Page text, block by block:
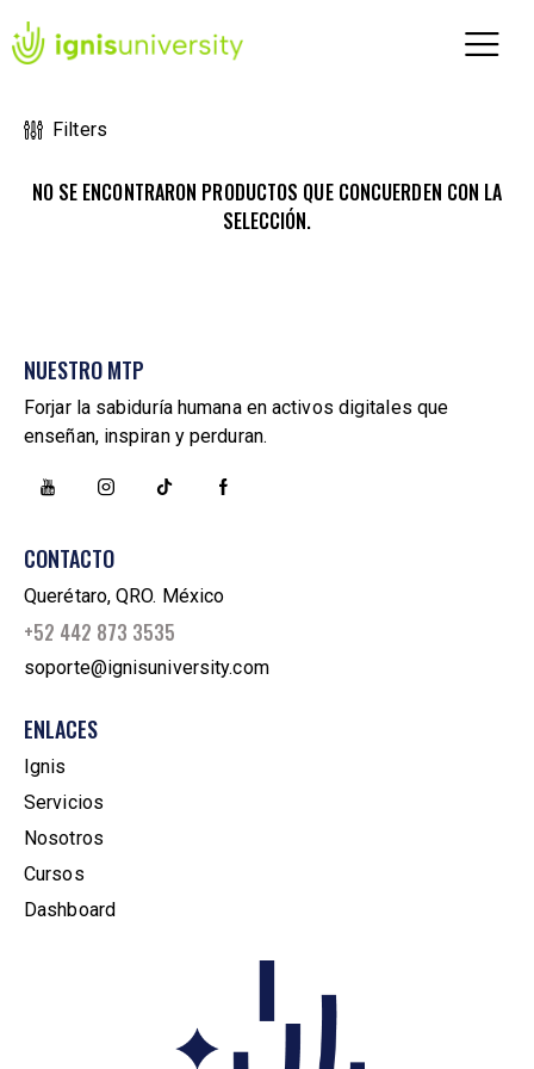
Filters
NO SE ENCONTRARON PRODUCTOS QUE CONCUERDEN CON LA
SELECCIÓN.
NUESTRO MTP
Forjar la sabiduría humana en activos digitales que
enseñan, inspiran y perduran.
CONTACTO
Querétaro, QRO. México
+52 442 873 3535
soporte@ignisuniversity.com
ENLACES
Ignis
Servicios
Nosotros
Cursos
Dashboard